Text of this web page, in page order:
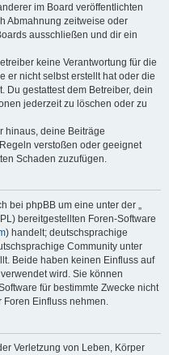
im Board veröffentlichten
Abmahnung zeitweise oder
ausschließen und dir ein
keine Verantwortung für die
er nicht selbst erstellt hat oder die
Du gestattest dem Betreiber, dein
jederzeit zu löschen oder zu
hinaus, deine Beiträge
verstoßen oder geeignet
Schaden zuzufügen.
bei phpBB um eine unter der „
bereitgestellten Foren-Software
) handelt; deutschsprachige
Community unter
Beide haben keinen Einfluss auf
wird. Sie können
für bestimmte Zwecke nicht
Foren Einfluss nehmen.
Verletzung von Leben, Körper